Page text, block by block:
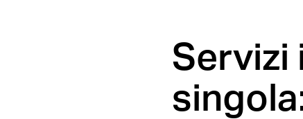
Servizi